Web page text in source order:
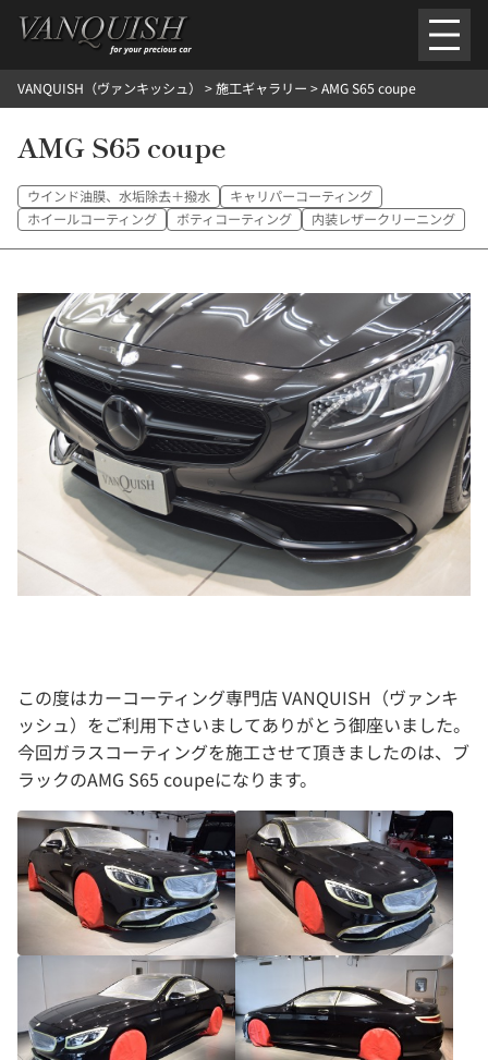
を
ごあいさつ 会社案内施工環境紹介所在地
外装のガラスコーティング施工料金
ヘッドライトクリーニング施工料金ルームクリーニング＆コーティング施工料金
樹脂・メッシュパーツコーティング施工料金
ウインド水染み除去 ＆ 撥水施工料金塩害 防錆対策デントリペア
PICKUPNOSTALGIC
お客さまの声お問い合わせ施工のご予約
VANQUISH（ヴァンキッシュ） >施工ギャラリー >AMG S65 coupe
AMG S65 coupe
ウインド油膜、水垢除去＋撥水
キャリパーコーティング
ホイールコーティング
ボティコーティング 内装レザークリーニング
この度はカーコーティング専門店 VANQUISH（ヴァンキ
ッシュ）をご利用下さいましてありがとう御座いました。
今回ガラスコーティングを施工させて頂きましたのは、ブ
ラックのAMG S65 coupeになります。